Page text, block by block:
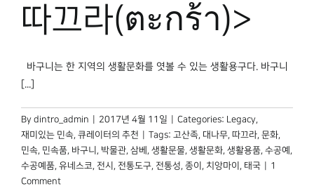
따끄라(ตะกร้า)>
바구니는 한 지역의 생활문화를 엿볼 수 있는 생활용구다. 바구니
[...]
By dintro_admin 2017년 4월 11일 Categories: Legacy,
재미있는 민속, 큐레이터의 추천 Tags: 고산족, 대나무, 따끄라, 문화,
민속, 민속품, 바구니 , 박물관, 삼베 , 생활문물, 생활문화, 생활용품, 수공예 ,
수공예품, 유네스코, 전시 , 전통도구, 전통성, 종이 , 치앙마이 , 태국
1
Comment